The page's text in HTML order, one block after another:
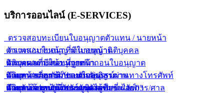
บริการออนไลน์ (E-SERVICES)
ตรวจสอบทะเบียนใบอนุญาตตัวแทน / นายหน้า
ตัวแทน/นายหน้า ที่มีใบอนุญาต
ตัวแทน/นายหน้า ที่ถูกเพิกถอนใบอนุญาต
ตัวแทน/นายหน้า ขายกรมธรรม์ผ่านทางโทรศัพท์
ตัวแทน/นายหน้า ขายยูนิเวอร์แซลไลฟ์
ตรวจสอบใบอนุญาตนายหน้านิติบุคคล
นิติบุคคลที่มีใบอนุญาต
นิติบุคคลที่ถูกเพิกถอนใบอนุญาต
นิติบุคคลขายยูนิเวอร์แซลไลฟ์
ตรวจผลการสอบนายหน้า
นายหน้าประกันภัยแบบกลุ่ม
นายหน้าประกันภัยรายบุคคล
ค้นหากรมธรรม์ประกันภัยอิสรภาพ
สำหรับเจ้าหน้าที่พนักงานสอบสวน/อัยการ/ศาล
ค้นหาข้อมูลการประกันตัวผู้ขับขี่ ร.ย. 03